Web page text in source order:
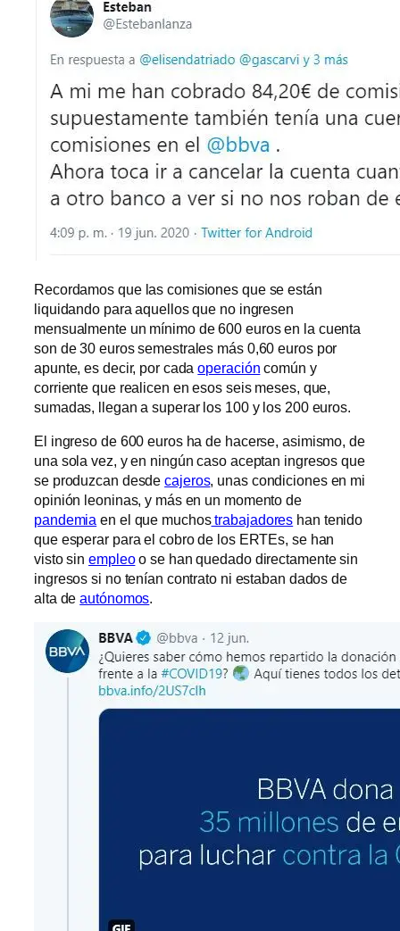
Recordamos que las comisiones que se están
liquidando para aquellos que no ingresen
mensualmente un mínimo de 600 euros en la cuenta
son de 30 euros semestrales más 0,60 euros por
apunte, es decir, por cadaoperación común y
corriente que realicen en esos seis meses, que,
sumadas, llegan a superar los 100 y los 200 euros.
El ingreso de 600 euros ha de hacerse, asimismo, de
una sola vez, y en ningún caso aceptan ingresos que
se produzcan desdecajeros, unas condiciones en mi
opinión leoninas, y más en un momento de
pandemia en el que muchostrabajadores han tenido
que esperar para el cobro de los ERTEs, se han
visto sinempleoo se han quedado directamente sin
ingresos si no tenían contrato ni estaban dados de
alta deautónomos.